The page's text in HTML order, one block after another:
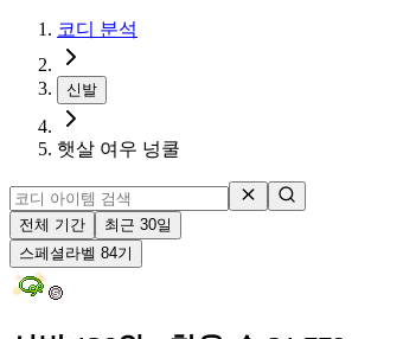
코디 분석
신발
햇살 여우 넝쿨
전체 기간
최근 30일
스페셜 라벨 84기